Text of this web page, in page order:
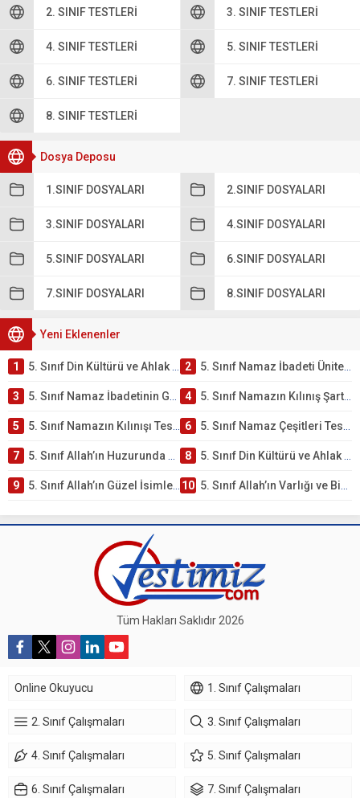
2. SINIF TESTLERI 3. SINIF TESTLERI
4. SINIF TESTLERI 5. SINIF TESTLERI
6. SINIF TESTLERI 7. SINIF TESTLERI
8. SINIF TESTLERI
Dosya Deposu
1.SINIF DOSYALARI 2.SINIF DOSYALARI
3.SINIF DOSYALARI 4.SINIF DOSYALARI
5.SINIF DOSYALARI 6.SINIF DOSYALARI
7.SINIF DOSYALARI 8.SINIF DOSYALARI
Yeni Eklenenler
1 5. Sınıf Din Kültürü ve Ahlak Bilgisi 2. Ünite: Namaz İbadeti Çalışmaları 2 5. Sınıf Namaz İbadeti Ünite Testi – Online Çöz
3 5. Sınıf Namaz İbadetinin Getirdiği Faydalar Testi 4 5. Sınıf Namazın Kılınış Şartları Testi
5 5. Sınıf Namazın Kılınışı Testi – Online Çöz 6 5. Sınıf Namaz Çeşitleri Testi – Online Çöz
7 5. Sınıf Allah’ın Huzurunda Olmak – Namaz İbadeti Testi 8 5. Sınıf Din Kültürü ve Ahlak Bilgisi 1. Ünite: Allah İnancı Çalışmaları
9 5. Sınıf Allah’ın Güzel İsimleri Testi – Online Çöz 10 5. Sınıf Allah’ın Varlığı ve Birliği Testi – Online Çöz
Tüm Hakları Saklıdır 2026
Online Okuyucu 1. Sınıf Çalışmaları
2. Sınıf Çalışmaları 3. Sınıf Çalışmaları
4. Sınıf Çalışmaları 5. Sınıf Çalışmaları
6. Sınıf Çalışmaları 7. Sınıf Çalışmaları